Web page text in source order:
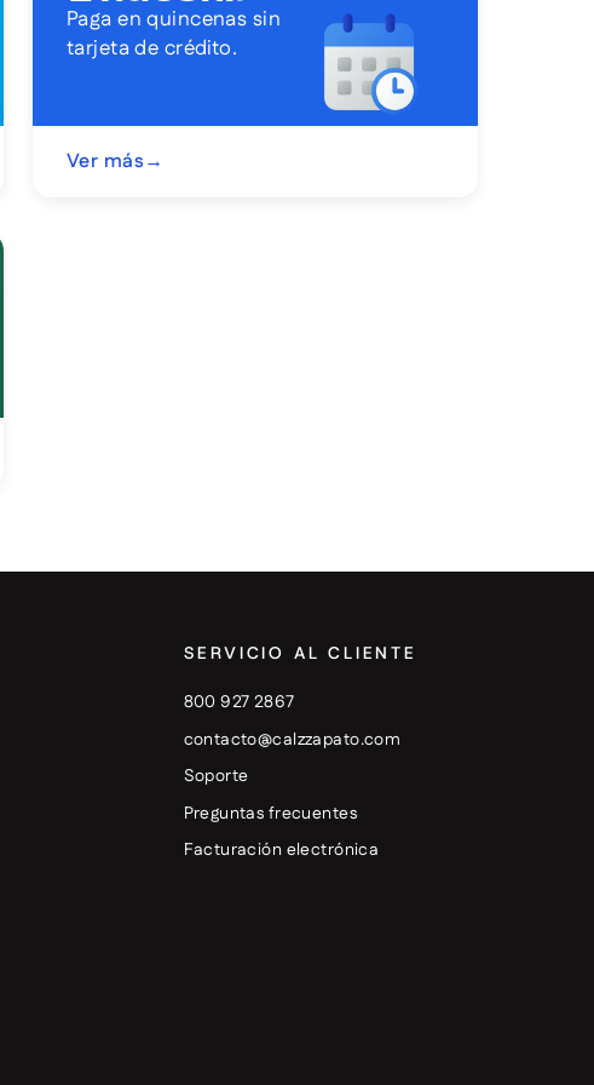
Paga en quincenas sin
tarjeta de crédito.
Ver más→
SERVICIO AL CLIENTE
800 927 2867
contacto@calzzapato.com
Soporte
Preguntas frecuentes
Facturación electrónica